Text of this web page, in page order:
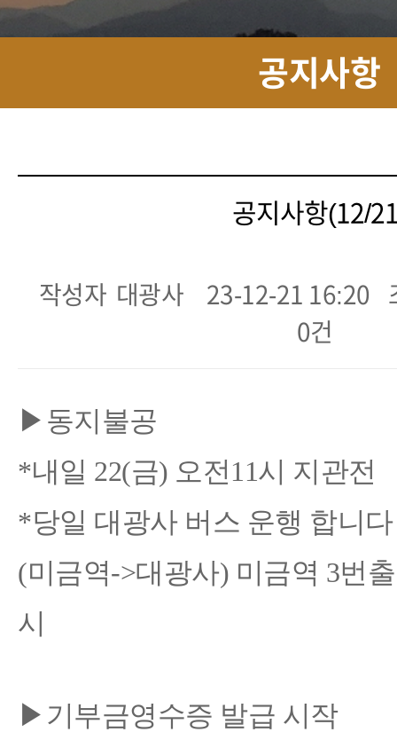
공지사항
공지사항(12/
작성자 대광사 23-12-21 16:20
0건
▶동지불공
*내일 22(금) 오전11시 지관전
*당일 대광사 버스 운행 합니
(미금역->대광사) 미금역 3번
시
▶기부금영수증 발급 시작